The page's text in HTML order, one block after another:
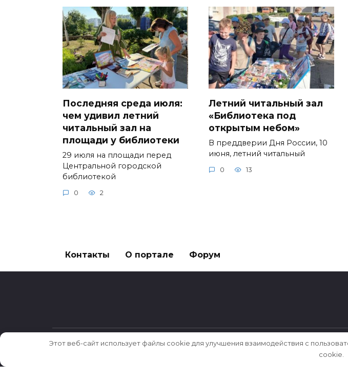
Последняя среда июля:
чем удивил летний
читальный зал на
площади у библиотеки
29 июля на площади перед
Центральной городской
библиотекой
0 2
Летний читальный зал
«Библиотека под
открытым небом»
В преддверии Дня России, 10
июня, летний читальный
0 13
Контакты О портале Форум
Этот веб-сайт использует файлы cookie для улучшения взаимодействия с
cookie.